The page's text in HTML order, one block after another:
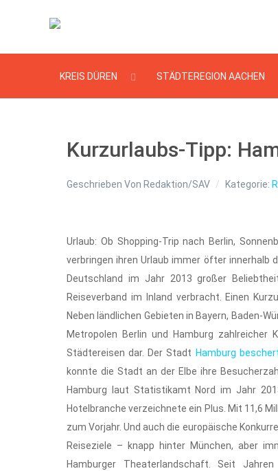
KREIS DÜREN STÄDTEREGION AACHEN
Kurzurlaubs-Tipp:
Geschrieben Von Redaktion/SAV Kategorie:
Urlaub: Ob Shopping-Trip nach Berlin,
verbringen ihren Urlaub immer öfter innerhalb
Deutschland im Jahr 2013 großer
Reiseverband im Inland verbracht. Einen
Neben ländlichen Gebieten in Bayern, Baden-
Metropolen Berlin und Hamburg zahlreicher
Städtereisen dar. Der Stadt Hamburg
konnte die Stadt an der Elbe ihre
Hamburg laut Statistikamt Nord im Jahr
Hotelbranche verzeichnete ein Plus. Mit 11,6
zum Vorjahr. Und auch die europäische
Reiseziele – knapp hinter München, aber
Hamburger Theaterlandschaft. Seit